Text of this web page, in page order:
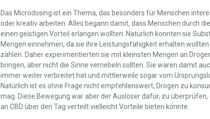
Das Microdosing ist ein Thema, das besonders für Menschen
oder kreativ arbeiten. Alles begann damit, dass Menschen durch
einen geistigen Vorteil erlangen wollten. Natürlich konnten sie
Mengen einnehmen, da sie ihre Leistungsfähigkeit erhalten
zählen. Daher experimentierten sie mit kleinsten Mengen an
bringen, aber nicht die Sinne vernebeln sollten. Sie waren damit
immer weiter verbreitet hat und mittlerweile sogar vom
Natürlich ist es ohne Frage nicht empfehlenswert, Drogen zu
mag. Diese Bewegung war aber der Auslöser dafür, zu
an CBD über den Tag verteilt vielleicht Vorteile bieten könnte.